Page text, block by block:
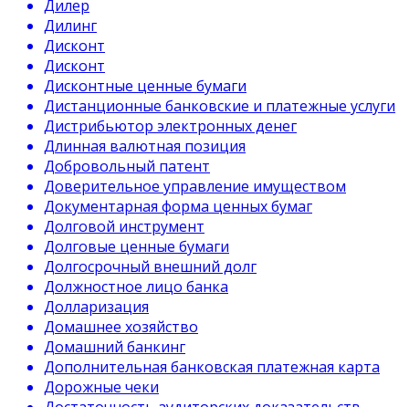
Дилер
Дилинг
Дисконт
Дисконт
Дисконтные ценные бумаги
Дистанционные банковские и платежные услуги
Дистрибьютор электронных денег
Длинная валютная позиция
Добровольный патент
Доверительное управление имуществом
Документарная форма ценных бумаг
Долговой инструмент
Долговые ценные бумаги
Долгосрочный внешний долг
Должностное лицо банка
Долларизация
Домашнее хозяйство
Домашний банкинг
Дополнительная банковская платежная карта
Дорожные чеки